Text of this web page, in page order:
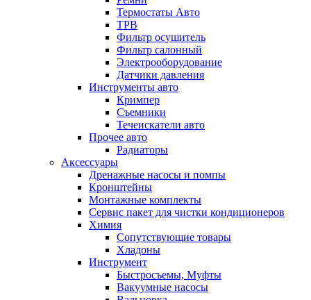
Термостаты Авто
ТРВ
Фильтр осушитель
Фильтр салонный
Электрооборудование
Датчики давления
Инструменты авто
Кримпер
Съемники
Течеискатели авто
Прочее авто
Радиаторы
Аксессуары
Дренажные насосы и помпы
Кронштейны
Монтажные комплекты
Сервис пакет для чистки кондиционеров
Химия
Сопутствующие товары
Хладоны
Инструмент
Быстросъемы, Муфты
Вакуумные насосы